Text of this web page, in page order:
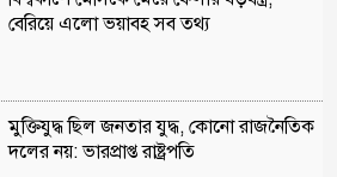
বেরিয়ে এলো ভয়াবহ সব তথ্য
মুক্তিযুদ্ধ ছিল জনতার যুদ্ধ, কোনো রাজনৈতিক
দলের নয়: ভারপ্রাপ্ত রাষ্ট্রপতি